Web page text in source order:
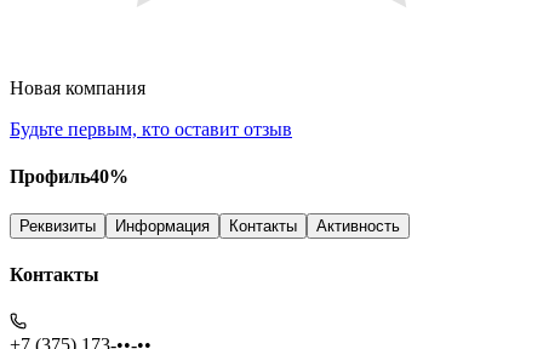
Новая компания
Будьте первым, кто оставит отзыв
Профиль40%
Реквизиты Информация Контакты Активность
Контакты
+7 (375) 173-••-••